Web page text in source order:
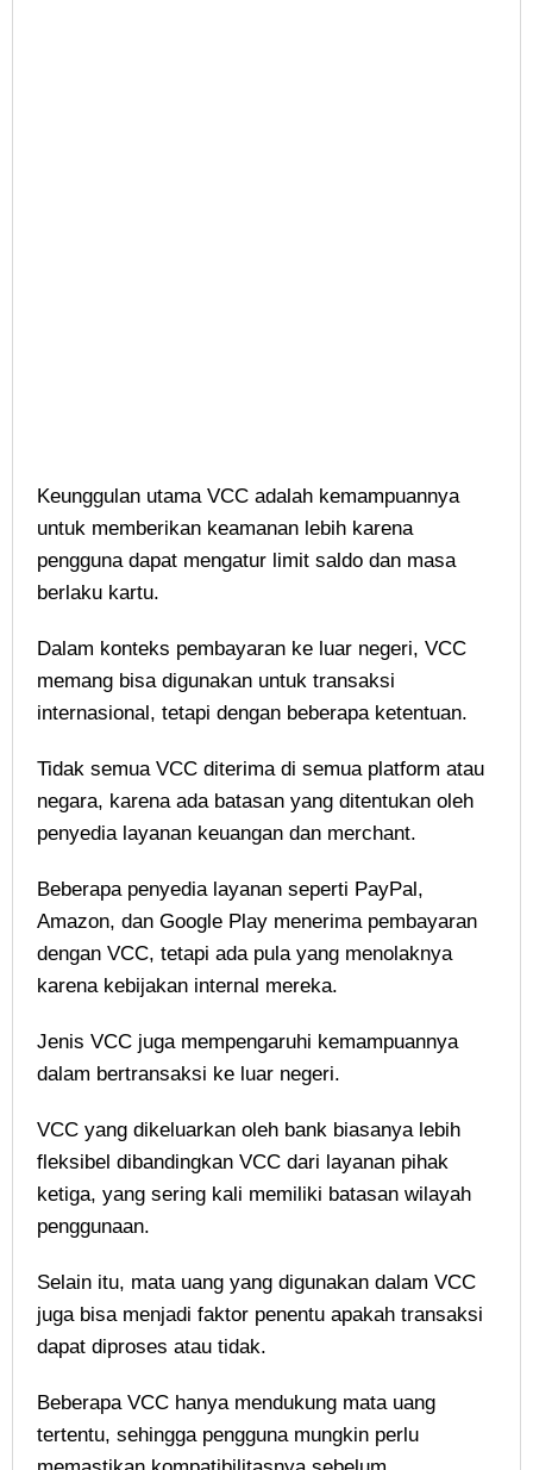
Keunggulan utama VCC adalah kemampuannya
untuk memberikan keamanan lebih karena
pengguna dapat mengatur limit saldo dan masa
berlaku kartu.
Dalam konteks pembayaran ke luar negeri, VCC
memang bisa digunakan untuk transaksi
internasional, tetapi dengan beberapa ketentuan.
Tidak semua VCC diterima di semua platform atau
negara, karena ada batasan yang ditentukan oleh
penyedia layanan keuangan dan merchant.
Beberapa penyedia layanan seperti PayPal,
Amazon, dan Google Play menerima pembayaran
dengan VCC, tetapi ada pula yang menolaknya
karena kebijakan internal mereka.
Jenis VCC juga mempengaruhi kemampuannya
dalam bertransaksi ke luar negeri.
VCC yang dikeluarkan oleh bank biasanya lebih
fleksibel dibandingkan VCC dari layanan pihak
ketiga, yang sering kali memiliki batasan wilayah
penggunaan.
Selain itu, mata uang yang digunakan dalam VCC
juga bisa menjadi faktor penentu apakah transaksi
dapat diproses atau tidak.
Beberapa VCC hanya mendukung mata uang
tertentu, sehingga pengguna mungkin perlu